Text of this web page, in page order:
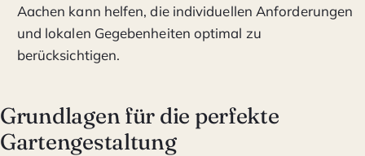
Aachen kann helfen, die individuellen Anforderungen
und lokalen Gegebenheiten optimal zu
berücksichtigen.
Grundlagen für die perfekte
Gartengestaltung